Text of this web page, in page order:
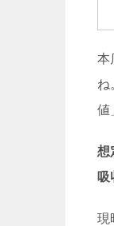
本
ね
値
想
吸
現